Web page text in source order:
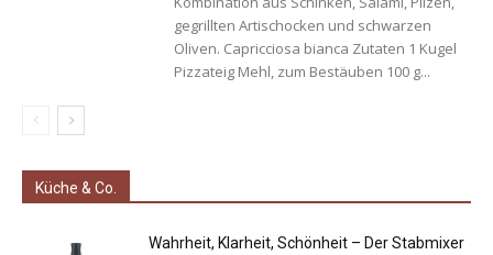
gegrillten Artischocken und schwarzen
Oliven. Capricciosa bianca Zutaten 1 Kugel
Pizzateig Mehl, zum Bestäuben 100 g...
Küche & Co.
Wahrheit, Klarheit, Schönheit – Der Stabmixer